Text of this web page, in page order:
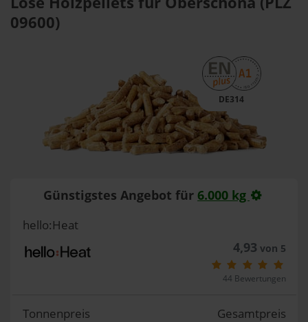
09600)
DE314
Günstigstes Angebot für 6.000 kg
hello:Heat
4,93 von 5
44 Bewertungen
Tonnenpreis Gesamtpreis